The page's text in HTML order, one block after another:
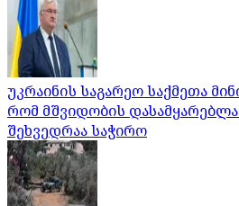
უკრაინის საგარეო საქმეთა
რომ მშვიდობის
შეხვედრაა საჭირო